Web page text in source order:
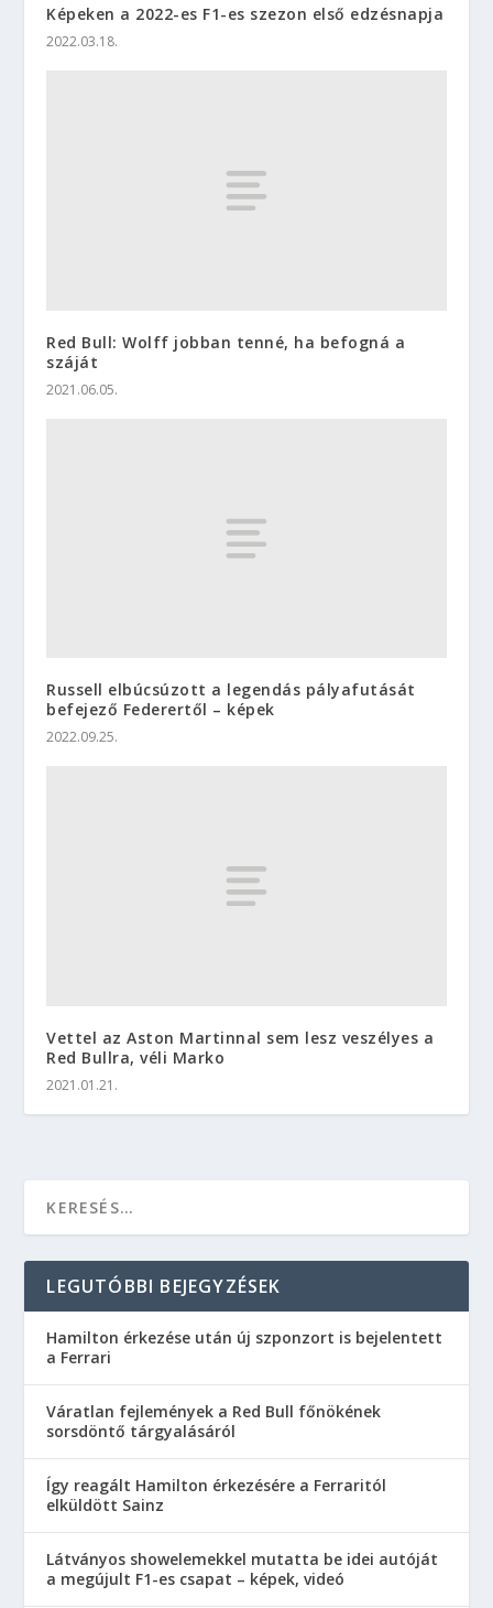
Képeken a 2022-es F1-es szezon első edzésnapja
2022.03.18.
Red Bull: Wolff jobban tenné, ha befogná a
száját
2021.06.05.
Russell elbúcsúzott a legendás pályafutását
befejező Federertől – képek
2022.09.25.
Vettel az Aston Martinnal sem lesz veszélyes a
Red Bullra, véli Marko
2021.01.21.
LEGUTÓBBI BEJEGYZÉSEK
Hamilton érkezése után új szponzort is bejelentett
a Ferrari
Váratlan fejlemények a Red Bull főnökének
sorsdöntő tárgyalásáról
Így reagált Hamilton érkezésére a Ferraritól
elküldött Sainz
Látványos showelemekkel mutatta be idei autóját
a megújult F1-es csapat – képek, videó